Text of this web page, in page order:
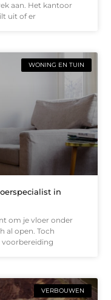
aan. Het kantoor
uit of er
WONING EN TUIN
in
om je vloer onder
al open. Toch
voorbereiding
VERBOUWEN